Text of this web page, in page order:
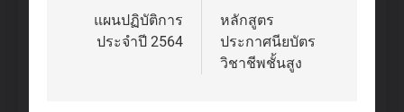
navigation
แผนปฏิบัติการ
ประจำปี 2564
หลักสูตร
ประกาศนียบัตร
วิชาชีพชั้นสูง